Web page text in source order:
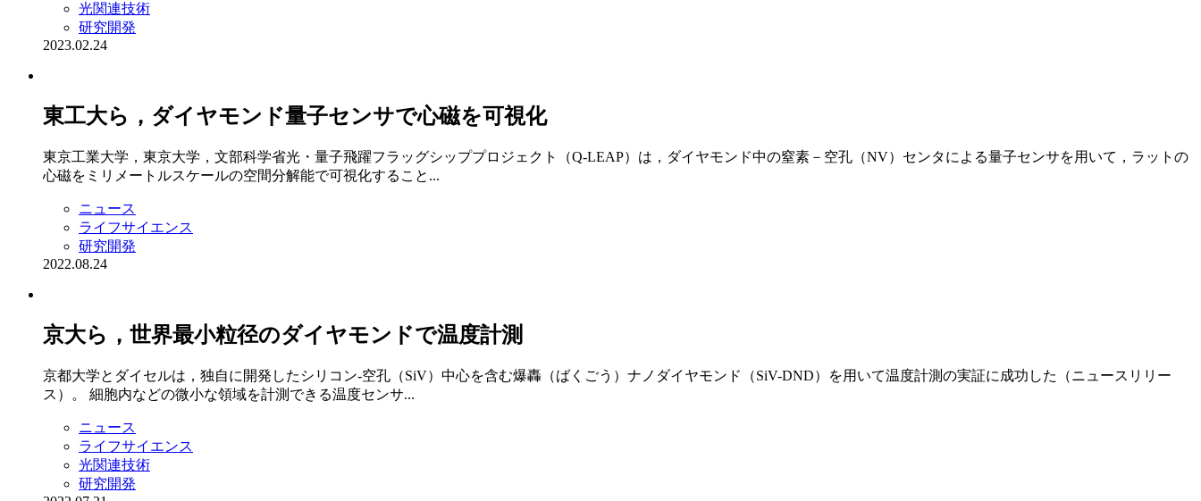
光関連技術
研究開発
2023.02.24
東工大ら，ダイヤモンド量子センサで心磁を可視化
東京工業大学，東京大学，文部科学省光・量子飛躍フラッグシッププロジェクト（Q-LEAP）は，ダイヤモンド中の窒素－空孔（NV）センタによる量子センサを用いて，ラットの
心磁をミリメートルスケールの空間分解能で可視化すること...
ニュース
ライフサイエンス
研究開発
2022.08.24
京大ら，世界最小粒径のダイヤモンドで温度計測
京都大学とダイセルは，独自に開発したシリコン-空孔（SiV）中心を含む爆轟（ばくごう）ナノダイヤモンド（SiV-DND）を用いて温度計測の実証に成功した（ニュースリリー
ス）。 細胞内などの微小な領域を計測できる温度センサ...
ニュース
ライフサイエンス
光関連技術
研究開発